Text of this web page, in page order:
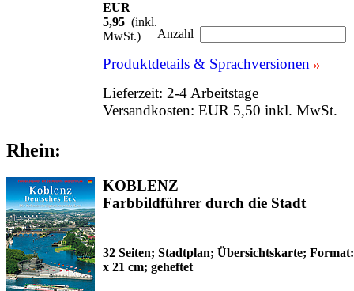
EUR
5,95 (inkl.
MwSt.)
Anzahl
Produktdetails & Sprachversionen
Lieferzeit: 2-4 Arbeitstage
Versandkosten: EUR 5,50 inkl. MwSt.
Rhein:
KOBLENZ
Farbbildführer durch die Stadt
32 Seiten; Stadtplan; Übersichtskarte;
x 21 cm; geheftet